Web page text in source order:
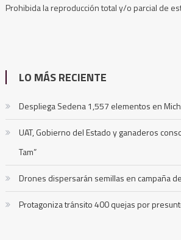
Prohibida la reproducción total y/o parcial de
LO MÁS RECIENTE
Despliega Sedena 1,557 elementos en
UAT, Gobierno del Estado y ganaderos
Tam”
Drones dispersarán semillas en campaña
Protagoniza tránsito 400 quejas por